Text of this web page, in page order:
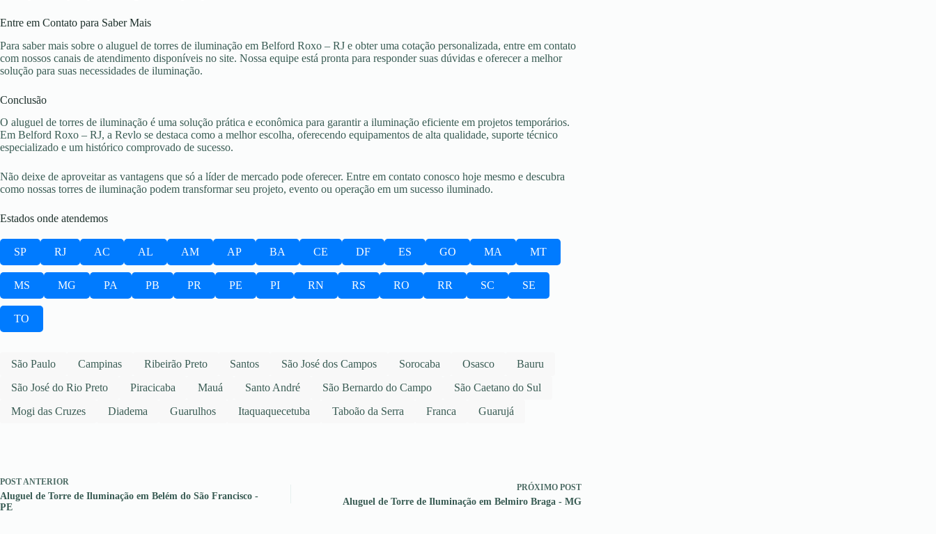
Entre em Contato para Saber Mais
Para saber mais sobre o aluguel de torres de iluminação em Belford Roxo – RJ e obter uma cotação personalizada, entre em contato
com nossos canais de atendimento disponíveis no site. Nossa equipe está pronta para responder suas dúvidas e oferecer a melhor
solução para suas necessidades de iluminação.
Conclusão
O aluguel de torres de iluminação é uma solução prática e econômica para garantir a iluminação eficiente em projetos temporários.
Em Belford Roxo – RJ, a Revlo se destaca como a melhor escolha, oferecendo equipamentos de alta qualidade, suporte técnico
especializado e um histórico comprovado de sucesso.
Não deixe de aproveitar as vantagens que só a líder de mercado pode oferecer. Entre em contato conosco hoje mesmo e descubra
como nossas torres de iluminação podem transformar seu projeto, evento ou operação em um sucesso iluminado.
Estados onde atendemos
SP RJ AC AL AM AP BA CE DF ES GO MA MT
MS MG PA PB PR PE PI RN RS RO RR SC SE
TO
São Paulo Campinas Ribeirão Preto Santos São José dos Campos Sorocaba Osasco
Bauru
São José do Rio Preto
Piracicaba Mauá Santo André São Bernardo do Campo
São Caetano do Sul
Mogi das Cruzes
Diadema Guarulhos Itaquaquecetuba Taboão da Serra Franca Guarujá
POSTANTERIOR
Aluguel de Torre de Iluminação em Belém do São Francisco -
PE
PRÓXIMO POST
Aluguel de Torre de Iluminação em Belmiro Braga - MG